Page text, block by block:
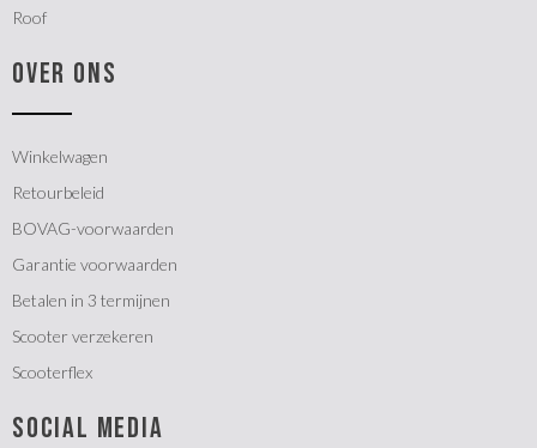
Roof
OVER ONS
Winkelwagen
Retourbeleid
BOVAG-voorwaarden
Garantie voorwaarden
Betalen in 3 termijnen
Scooter verzekeren
Scooterflex
SOCIAL MEDIA